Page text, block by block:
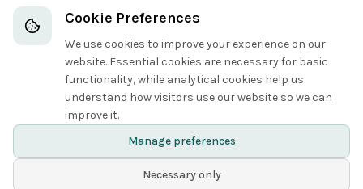
Loginto like
Previous Next
Cookie Preferences
We use cookies to improve your experience on our
website. Essential cookies are necessary for basic
functionality, while analytical cookies help us
understand how visitors use our website so we can
improve it.
Manage preferences
Necessary only